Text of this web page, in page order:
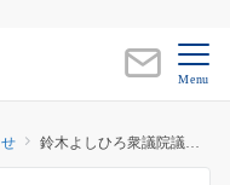
Menu
鈴木よしひろ衆議院議員が、衆議院 経済産業委員会で質疑